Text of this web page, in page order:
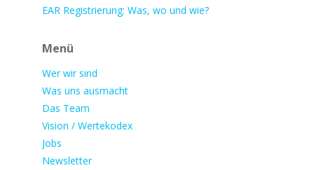
EAR Registrierung: Was, wo und wie?
Menü
Wer wir sind
Was uns ausmacht
Das Team
Vision / Wertekodex
Jobs
Newsletter